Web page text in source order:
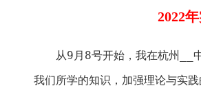
2022
从9月8号开始，我在杭州__
我们所学的知识，加强理论与实